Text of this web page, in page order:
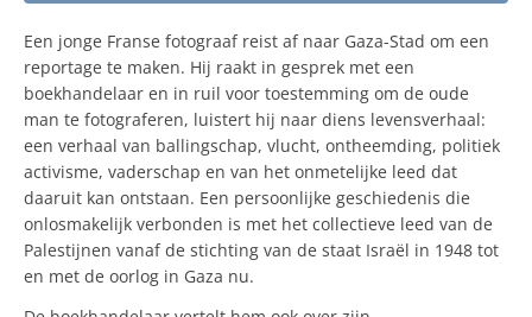
Een jonge Franse fotograaf reist af naar Gaza-Stad om een
reportage te maken. Hij raakt in gesprek met een
boekhandelaar en in ruil voor toestemming om de oude
man te fotograferen, luistert hij naar diens levensverhaal:
een verhaal van ballingschap, vlucht, ontheemding, politiek
activisme, vaderschap en van het onmetelijke leed dat
daaruit kan ontstaan. Een persoonlijke geschiedenis die
onlosmakelijk verbonden is met het collectieve leed van de
Palestijnen vanaf de stichting van de staat Israël in 1948 tot
en met de oorlog in Gaza nu.